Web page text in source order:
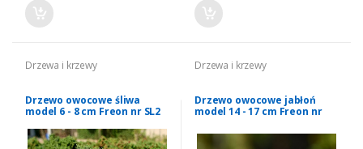
Drzewa i krzewy
Drzewo owocowe śliwa
model 6 - 8 cm Freon nr SL2
Drzewa i krzewy
Drzewo owocowe jabłoń
model 14 - 17 cm Freon nr